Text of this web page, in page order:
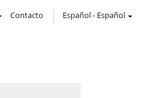
Contacto Español- Español